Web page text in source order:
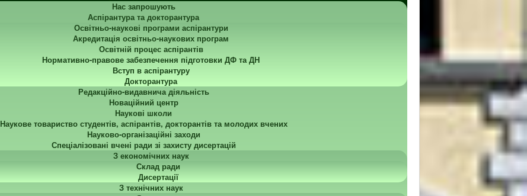
Нас запрошують
Аспірантура та докторантура
Освітньо-наукові програми аспірантури
Акредитація освітньо-наукових програм
Освітній процес аспірантів
Нормативно-правове забезпечення підготовки ДФ та ДН
Вступ в аспірантуру
Докторантура
Редакційно-видавнича діяльність
Новаційний центр
Наукові школи
Наукове товариство студентів, аспірантів, докторантів та молодих вчених
Науково-організаційні заходи
Спеціалізовані вчені ради зі захисту дисертацій
З економічних наук
Склад ради
Дисертації
З технічних наук